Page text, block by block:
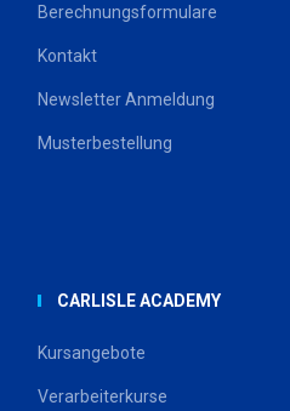
Berechnungsformulare
Kontakt
Newsletter Anmeldung
Musterbestellung
CARLISLE ACADEMY
Kursangebote
Verarbeiterkurse